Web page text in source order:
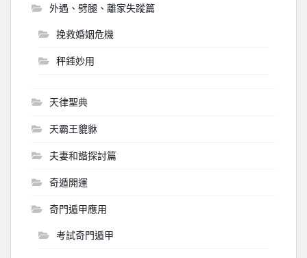
外遇、劈腿、離家失蹤篇
挽救婚姻危機
秤錘妙用
天律聖典
天霸王貔貅
夫妻和諧探討篇
奇遁開運
奇門遁甲應用
考試奇門遁甲